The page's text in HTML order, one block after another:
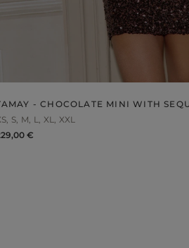
- CHOCOLATE MINI WITH
S M L XL XXL
€